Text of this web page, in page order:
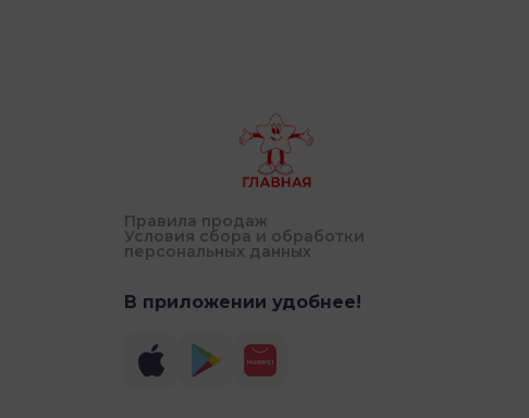
Правила продаж
Условия сбора и обработки
персональных данных
В приложении удобнее!